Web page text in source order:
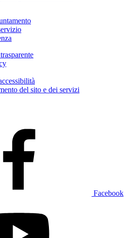
del sito e dei servizi
Facebook